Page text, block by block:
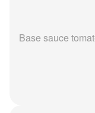
Base sauce